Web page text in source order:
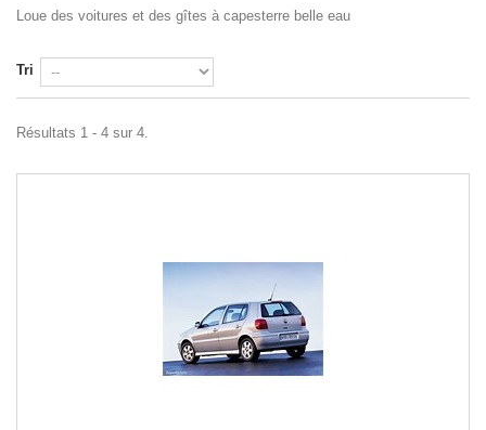
Loue des voitures et des gîtes à capesterre belle eau
Tri
Résultats 1 - 4 sur 4.